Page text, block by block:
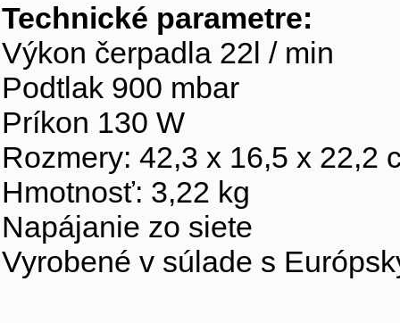
Technické parametre:
Výkon čerpadla 22l / min
Podtlak 900 mbar
Príkon 130 W
Rozmery: 42,3 x 16,5 x 22,2
Hmotnosť: 3,22 kg
Napájanie zo siete
Vyrobené v súlade s